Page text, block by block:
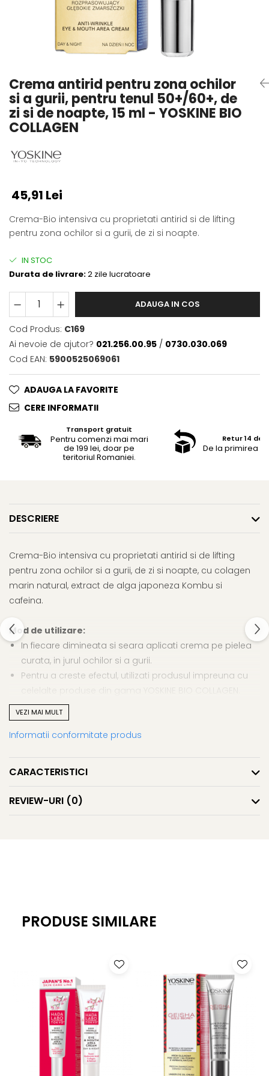
Crema antirid pentru zona ochilor
si a gurii, pentru tenul 50+/60+, de
zi si de noapte, 15 ml - YOSKINE BIO
COLLAGEN
45,91 Lei
Crema-Bio intensiva cu proprietati antirid si de lifting
pentru zona ochilor si a gurii, de zi si noapte.
IN STOC
Durata de livrare:2 zile lucratoare
ADAUGA IN COS
Cod Produs: C169
Ai nevoie de ajutor? 021.256.00.95 / 0730.030.069
Cod EAN: 5900525069061
ADAUGA LA FAVORITE
CERE INFORMATII
Transport gratuit
Pentru comenzi mai mari
de 199 lei, doar pe
teritoriul Romaniei.
Retur 14 de
De la primirea
DESCRIERE
Crema-Bio intensiva cu proprietati antirid si de lifting
pentru zona ochilor si a gurii, de zi si noapte, cu colagen
marin natural, extract de alga japoneza Kombu si
cafeina.
Mod de utilizare:
In fiecare dimineata si seara aplicati crema pe pielea
curata, in jurul ochilor si a gurii.
Pentru a creste efectul, utilizati produsul impreuna cu
celelalte produse din gama YOSKINE BIO COLLAGEN.
Ingrediente active:
COLAGEN MARIN REPARATOR
japoneze Kombu (Laminaria Japonica) hidrateaza
Kombu inseamna „fericire”) - sunt terapii antirid intensive,
bazate pe tehnologia japoneza de ultima generatie In-Yo
Tehnologia IN-YO
IN-YO inseamna in japoneza Yin si Yang - două forte
opuse care asigura un flux constant de energie si
armonie in natura. Expertii din echipa de cercetare si
dezvoltare Yoskine, in colaborare cu laboratoarele din
Japonia, au dezvoltat tehnologia inovatoare IN-YO, care
actioneaza la nivelul pielii pe 2 niveluri. In primul rand,
VEZI MAI MULT
Informatii conformitate produs
CARACTERISTICI
REVIEW-URI (0)
PRODUSE SIMILARE